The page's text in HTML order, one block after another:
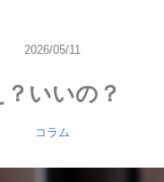
2026/05/11
？いいの？
コラム